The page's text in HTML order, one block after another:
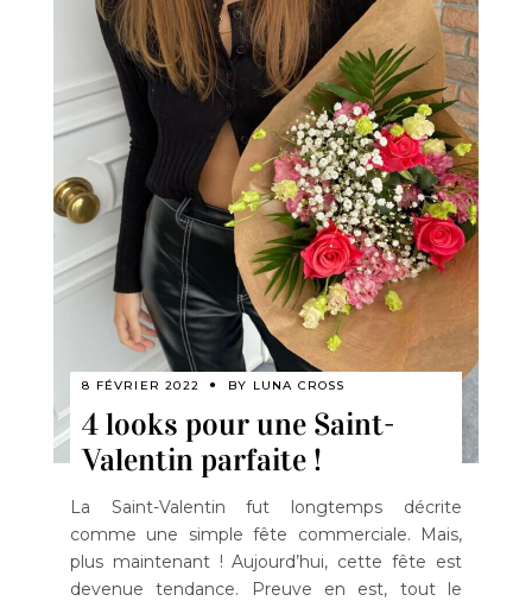
8 FÉVRIER 2022 BY LUNA CROSS
4 looks pour une Saint-
Valentin parfaite !
La Saint-Valentin fut longtemps décrite
comme une simple fête commerciale. Mais,
plus maintenant ! Aujourd’hui, cette fête est
devenue tendance. Preuve en est, tout le